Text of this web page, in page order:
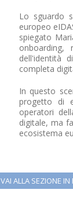
Lo sguardo
europeo
spiegato
onboarding,
dell'identità
completa
In questo
progetto di
operatori
digitale, ma
ecosistema
VAI ALLA SEZIONE